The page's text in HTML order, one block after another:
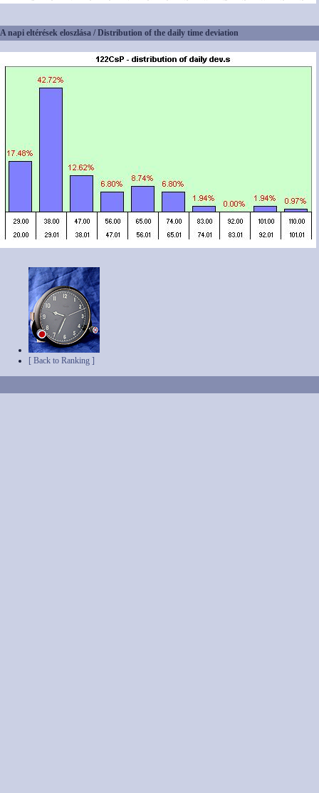
A napi eltérések eloszlása / Distribution of the daily time deviation
[ Back to Ranking ]